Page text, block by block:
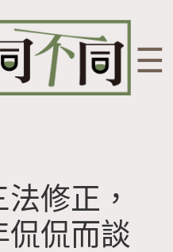
☰
修正，
侃侃而談